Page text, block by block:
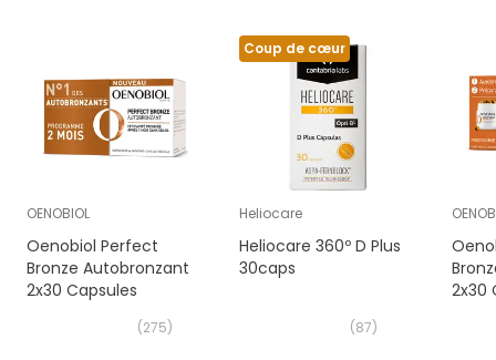
OENOBIOL
Oenobiol Perfect
Bronze Autobronzant
2x30 Capsules
(275)
Coup de cœur
Heliocare
Heliocare 360º D Plus
30caps
(87)
2x30